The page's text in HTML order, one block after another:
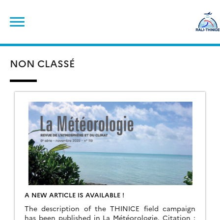
content
NON CLASSÉ
A NEW ARTICLE IS AVAILABLE !
The description of the THINICE field campaign
has been published in La Météorologie. Citation :
for: